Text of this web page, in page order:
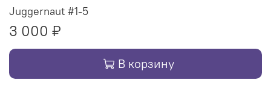
Juggernaut #1-5
3 000 ₽
В корзину